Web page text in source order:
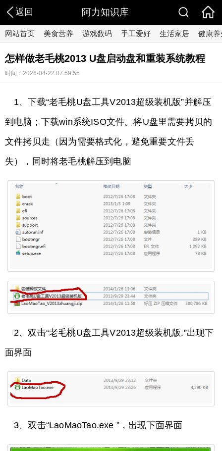
返回 阿力知识库
网站首页 美食营养 游戏数码 手工爱好 生活家居 健康养
怎样做老毛桃2013 U盘启动盘和重装系统教程
时间：2026-04-22 07:59:55
1、下载“老毛桃U盘工具V2013超级装机版”并解压
到电脑；下载win系统ISO文件。将U盘里需要拷贝的
文件拷贝走（因为需要格式化，避免重要文件丢
失），同时将老毛桃解压到电脑
2、双击“老毛桃U盘工具V2013超级装机版.”出现下
面界面
3、双击“LaoMaoTao.exe ”，出现下面界面